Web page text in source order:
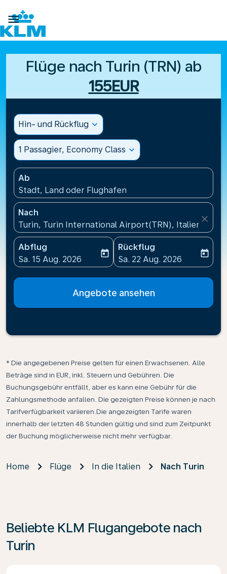

Flüge nach Turin (TRN) ab
155EUR
Hin- und Rückflug expand_more
1 Passagier, Economy Class expand_more
Ab
Stadt, Land oder Flughafen
Nach
Turin, Turin International Airport(TRN), Italien
close
Abflug
fc-booking-departure-date-aria-label
Sa. 15 Aug. 2026
today
Rückflug
fc-booking-return-date-
Sa. 22 Aug. 2026
today
Angebote ansehen
* Die angegebenen Preise gelten für einen Erwachsenen. Alle
Beträge sind in EUR, inkl. Steuern und Gebühren. Die
Buchungsgebühr entfällt, aber es kann eine Gebühr für die
Zahlungsmethode anfallen. Die gezeigten Preise können je nach
Tarifverfügbarkeit variieren.Die angezeigten Tarife waren
innerhalb der letzten 48 Stunden gültig und sind zum Zeitpunkt
der Buchung möglicherweise nicht mehr verfügbar.
Home Flüge In die Italien Nach Turin
Beliebte KLM Flugangebote nach
Turin